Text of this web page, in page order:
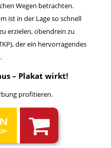
Wegen betrachten.
ist in der Lage so schnell
erzielen, obendrein zu
der ein hervorragendes
– Plakat wirkt!
profitieren.